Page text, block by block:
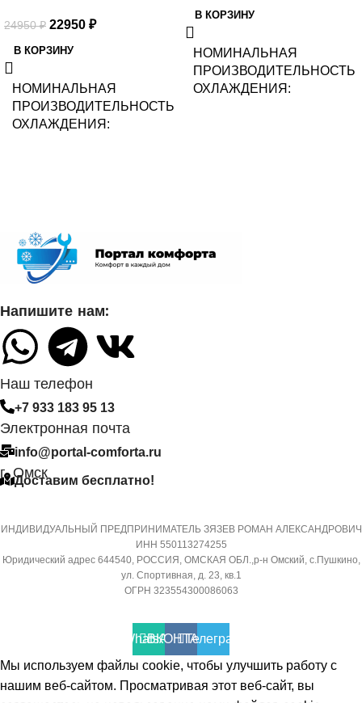
24950₽ 22950 ₽
В КОРЗИНУ
НОМИНАЛЬНАЯ
ПРОИЗВОДИТЕЛЬНОСТЬ
ОХЛАЖДЕНИЯ
УПРАВЛЕНИЕ C МОБИЛЬНОГО
ПРИЛОЖЕНИЯ ПО WI-FI
Нет
СИСТЕМА
САМОДИАГНОСТИКИ
НЕИСПРАВНОСТИ
МАССА ТОВАРА С УПАКОВКОЙ
МИН. РАБОЧАЯ ТЕМПЕРАТУРА
-7
В КОРЗИНУ
НОМИНАЛЬНАЯ
ПРОИЗВОДИТЕЛЬНОСТЬ
ОХЛАЖДЕНИЯ
БЛОКА
-7
ПОДСВЕТКА ДИСПЛЕЯ
ТАЙМЕР НА
Напишите нам:
Наш телефон
+7 933 183 95 13
Электронная почта
info@portal-comforta.ru
г. Омск
Доставим бесплатно!
ИНДИВИДУАЛЬНЫЙ ПРЕДПРИНИМАТЕЛЬ ЗЯЗЕВ РОМАН АЛЕКСАНДРОВИЧ
ИНН 550113274255
Юридический адрес 644540, РОССИЯ, ОМСКАЯ ОБЛ.,р-н Омский, с.Пушкино,
ул. Спортивная, д. 23, кв.1
ОГРН 323554300086063
WhatsApp
ВКОНТАКТЕ
Телеграмм
Мы используем файлы cookie, чтобы улучшить работу с
нашим веб-сайтом. Просматривая этот веб-сайт, вы